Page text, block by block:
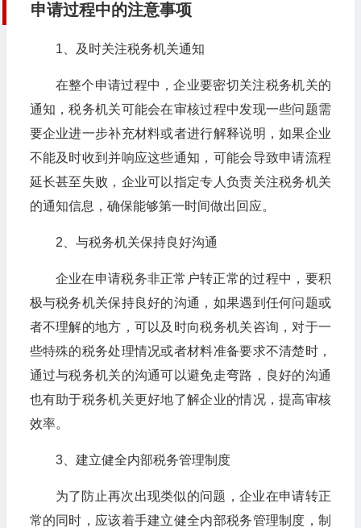
申请过程中的注意事项
1、及时关注税务机关通知
在整个申请过程中，企业要密切关注税务机关的
通知，税务机关可能会在审核过程中发现一些问题需
要企业进一步补充材料或者进行解释说明，如果企业
不能及时收到并响应这些通知，可能会导致申请流程
延长甚至失败，企业可以指定专人负责关注税务机关
的通知信息，确保能够第一时间做出回应。
2、与税务机关保持良好沟通
企业在申请税务非正常户转正常的过程中，要积
极与税务机关保持良好的沟通，如果遇到任何问题或
者不理解的地方，可以及时向税务机关咨询，对于一
些特殊的税务处理情况或者材料准备要求不清楚时，
通过与税务机关的沟通可以避免走弯路，良好的沟通
也有助于税务机关更好地了解企业的情况，提高审核
效率。
3、建立健全内部税务管理制度
为了防止再次出现类似的问题，企业在申请转正
常的同时，应该着手建立健全内部税务管理制度，制